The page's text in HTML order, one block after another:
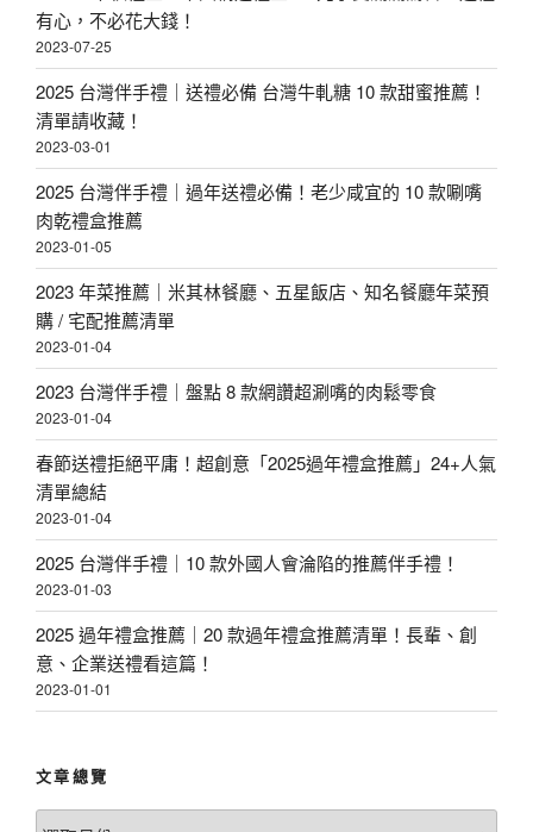
有心，不必花大錢！
2023-07-25
2025 台灣伴手禮｜送禮必備 台灣牛軋糖 10 款甜蜜推薦！
清單請收藏！
2023-03-01
2025 台灣伴手禮｜過年送禮必備！老少咸宜的 10 款唰嘴
肉乾禮盒推薦
2023-01-05
2023 年菜推薦｜米其林餐廳、五星飯店、知名餐廳年菜預
購 / 宅配推薦清單
2023-01-04
2023 台灣伴手禮｜盤點 8 款網讚超涮嘴的肉鬆零食
2023-01-04
春節送禮拒絕平庸！超創意「2025過年禮盒推薦」24+人氣
清單總結
2023-01-04
2025 台灣伴手禮｜10 款外國人會淪陷的推薦伴手禮！
2023-01-03
2025 過年禮盒推薦｜20 款過年禮盒推薦清單！長輩、創
意、企業送禮看這篇！
2023-01-01
文章總覽
文